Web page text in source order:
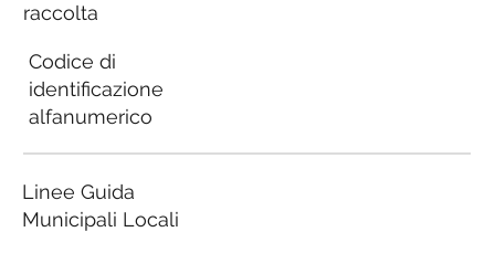
raccolta
Codice di
identificazione
alfanumerico
Linee Guida
Municipali Locali